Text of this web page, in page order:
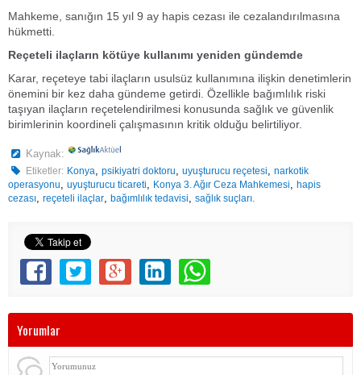
Mahkeme, sanığın 15 yıl 9 ay hapis cezası ile cezalandırılmasına
hükmetti.
Reçeteli ilaçların kötüye kullanımı yeniden gündemde
Karar, reçeteye tabi ilaçların usulsüz kullanımına ilişkin denetimlerin
önemini bir kez daha gündeme getirdi. Özellikle bağımlılık riski
taşıyan ilaçların reçetelendirilmesi konusunda sağlık ve güvenlik
birimlerinin koordineli çalışmasının kritik olduğu belirtiliyor.
Kaynak:
Etiketler: Konya,psikiyatri doktoru,uyuşturucu reçetesi,narkotik
operasyonu, uyuşturucu ticareti, Konya 3. Ağır Ceza Mahkemesi, hapis
cezası, reçeteli ilaçlar, bağımlılık tedavisi, sağlık suçları.
Yorumlar